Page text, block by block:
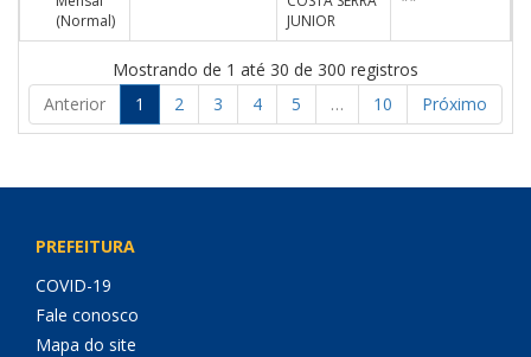
(Normal)
JUNIOR
Mostrando de 1 até 30 de 300 registros
Anterior
1 2 3 4 5 … 10 Próximo
PREFEITURA
COVID-19
Fale conosco
Mapa do site